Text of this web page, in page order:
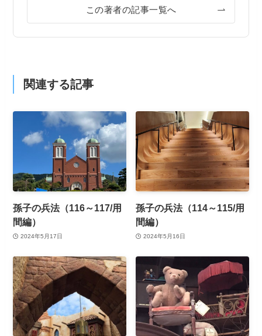
この著者の記事一覧へ
関連する記事
孫子の兵法（116～117/用
間編）
2024年5月17日
孫子の兵法（114～115/用
間編）
2024年5月16日